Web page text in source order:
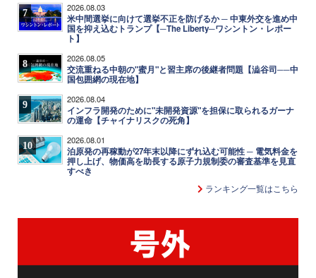
7 2026.08.03
米中間選挙に向けて選挙不正を防げるか ─ 中東外交を進め中
国を抑え込むトランプ【─The Liberty─ワシントン・レポー
ト】
8 2026.08.05
交流重ねる中朝の"蜜月"と習主席の後継者問題【澁谷司──中
国包囲網の現在地】
9 2026.08.04
インフラ開発のために"未開発資源"を担保に取られるガーナ
の運命【チャイナリスクの死角】
10 2026.08.01
泊原発の再稼動が27年末以降にずれ込む可能性 ─ 電気料金を
押し上げ、物価高を助長する原子力規制委の審査基準を見直
すべき
ランキング一覧はこちら